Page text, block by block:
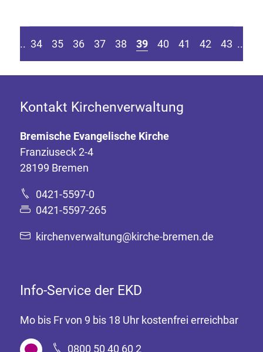
springen
vorherigen Seite
.... 34 35 36 37 38 39 40 41 42 43 ....
Kontakt Kirchenverwaltung
Bremische Evangelische Kirche
Franziuseck 2-4
28199 Bremen
0421-5597-0
0421-5597-265
kirchenverwaltung@kirche-bremen.de
Info-Service der EKD
Mo bis Fr von 9 bis 18 Uhr kostenfrei erreichbar
0800 50 40 60 2